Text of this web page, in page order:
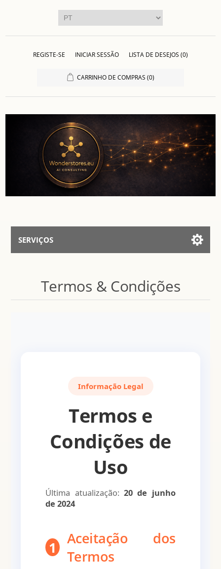
REGISTE-SE INICIAR SESSÃO LISTA DE DESEJOS (0)
CARRINHO DE COMPRAS (0)
SERVIÇOS
Falar Com Assistente
Termos & Condições
Informação Legal
Termos e
Condições de
Uso
Última atualização: 20 de junho
de 2024
1
Aceitação dos
Termos